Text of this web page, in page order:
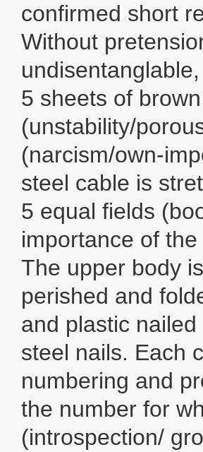
confirmed short
Without
5 sheets of
(unstability/
(narcism/own-
steel cable is
5 equal fields
importance of
The upper body
perished and
and plastic
steel nails. Each
numbering and
the number for
(introspection/